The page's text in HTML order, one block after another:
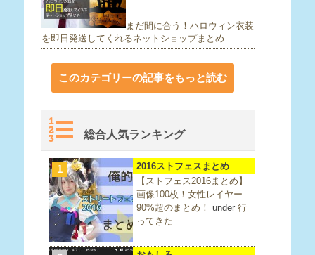
まだ間に合う！ハロウィン衣装
を即日発送してくれるネットショップまとめ
このカテゴリーの記事をもっと読む
総合人気ランキング
1
2016ストフェスまとめ
【ストフェス2016まとめ】
画像100枚！女性レイヤー
90%超のまとめ！ under 行
ってきた